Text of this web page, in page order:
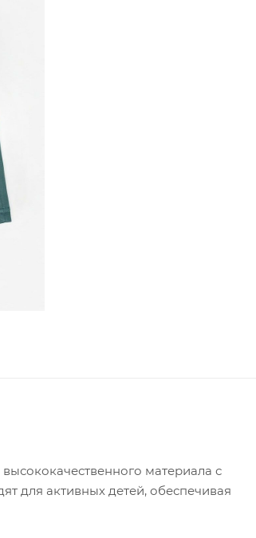
материала с
для активных детей, обеспечивая